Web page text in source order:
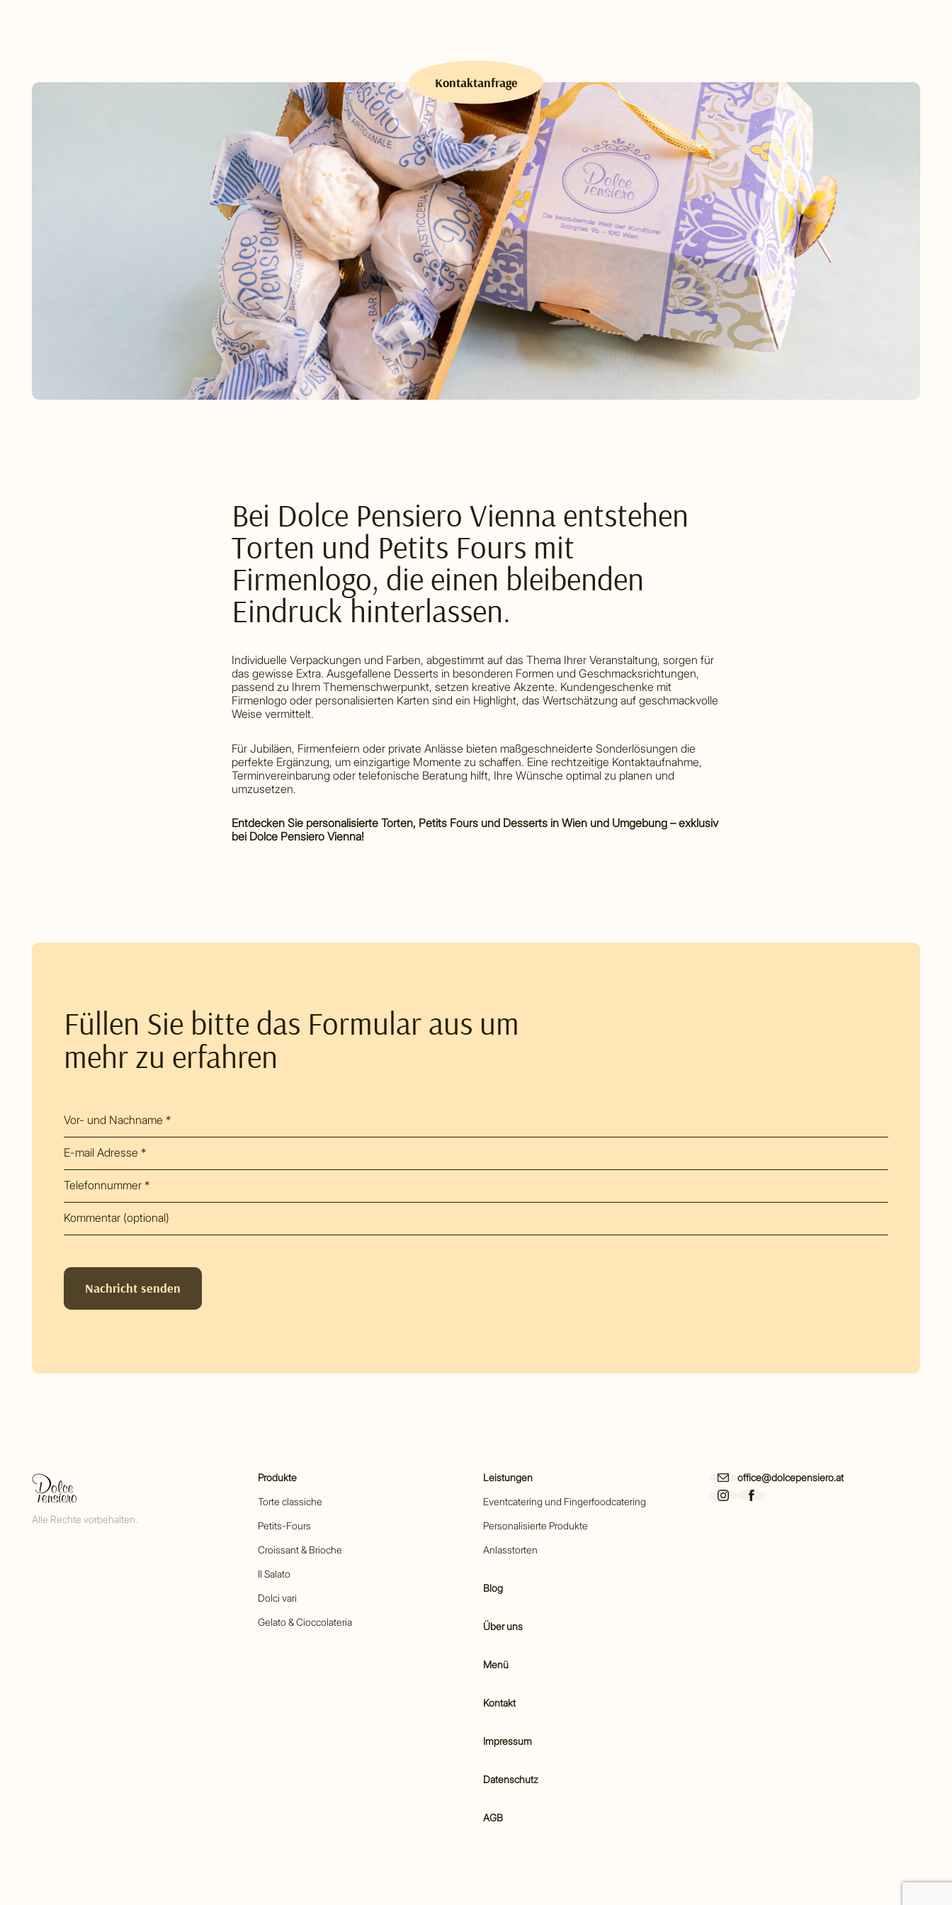
Kontaktanfrage
Bei Dolce Pensiero Vienna entstehen
Torten und Petits Fours mit
Firmenlogo, die einen bleibenden
Eindruck hinterlassen.
Individuelle Verpackungen und Farben, abgestimmt auf das Thema Ihrer Veranstaltung, sorgen für
das gewisse Extra. Ausgefallene Desserts in besonderen Formen und Geschmacksrichtungen,
passend zu Ihrem Themenschwerpunkt, setzen kreative Akzente. Kundengeschenke mit
Firmenlogo oder personalisierten Karten sind ein Highlight, das Wertschätzung auf geschmackvolle
Weise vermittelt.
Für Jubiläen, Firmenfeiern oder private Anlässe bieten maßgeschneiderte Sonderlösungen die
perfekte Ergänzung, um einzigartige Momente zu schaffen. Eine rechtzeitige Kontaktaufnahme,
Terminvereinbarung oder telefonische Beratung hilft, Ihre Wünsche optimal zu planen und
umzusetzen.
Entdecken Sie personalisierte Torten, Petits Fours und Desserts in Wien und Umgebung – exklusiv
bei Dolce Pensiero Vienna!
Füllen Sie bitte das Formular aus um
mehr zu erfahren
Vor- und Nachname *
E-mail Adresse *
Telefonnummer *
Kommentar (optional)
Nachricht senden
Alle Rechte vorbehalten.
Produkte
Torte classiche
Petits-Fours
Croissant & Brioche
Il Salato
Dolci vari
Gelato & Cioccolateria
Leistungen
Eventcatering und Fingerfoodcatering
Personalisierte Produkte
Anlasstorten
Blog
Über uns
Menü
Kontakt
Impressum
Datenschutz
AGB
office@dolcepensiero.at